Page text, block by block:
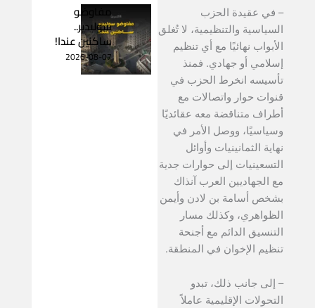
– في عقيدة الحزب
السياسية والتنظيمية، لا تُغلق
الأبواب نهائيًا مع أي تنظيم
إسلامي أو جهادي. فمنذ
تأسيسه انخرط الحزب في
قنوات حوار واتصالات مع
أطراف متناقضة معه عقائديًا
وسياسيًا، ووصل الأمر في
نهاية الثمانينيات وأوائل
التسعينيات إلى حوارات جدية
مع الجهاديين العرب آنذاك
بشخص أسامة بن لادن وأيمن
الظواهري، وكذلك مسار
التنسيق الدائم مع أجنحة
تنظيم الإخوان في المنطقة.
– إلى جانب ذلك، تبدو
التحولات الإقليمية عاملاً
مفاوضو
سوليدير..
ساكنين عندا!
2026-08-07